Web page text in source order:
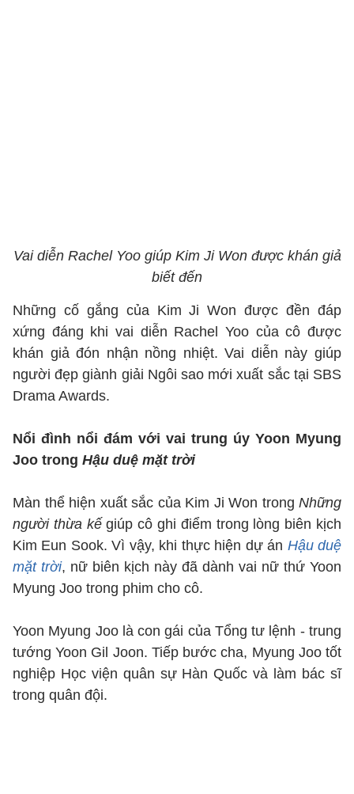
Vai diễn Rachel Yoo giúp Kim Ji Won được khán giả
biết đến
Những cố gắng của Kim Ji Won được đền đáp
xứng đáng khi vai diễn Rachel Yoo của cô được
khán giả đón nhận nồng nhiệt. Vai diễn này giúp
người đẹp giành giải Ngôi sao mới xuất sắc tại SBS
Drama Awards.
Nổi đình nổi đám với vai trung úy Yoon Myung
Joo trong Hậu duệ mặt trời
Màn thể hiện xuất sắc của Kim Ji Won trong Những
người thừa kếgiúp cô ghi điểm trong lòng biên kịch
Kim Eun Sook. Vì vậy, khi thực hiện dự án Hậu duệ
mặt trời, nữ biên kịch này đã dành vai nữ thứ Yoon
Myung Joo trong phim cho cô.
Yoon Myung Joo là con gái của Tổng tư lệnh - trung
tướng Yoon Gil Joon. Tiếp bước cha, Myung Joo tốt
nghiệp Học viện quân sự Hàn Quốc và làm bác sĩ
trong quân đội.